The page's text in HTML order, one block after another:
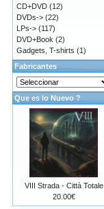
CD+DVD (12)
DVDs-> (22)
LPs-> (117)
DVD+Book (2)
Gadgets, T-shirts (1)
Fabricantes
Que es lo Nuevo ?
VIII Strada - Città Totale
20.00€